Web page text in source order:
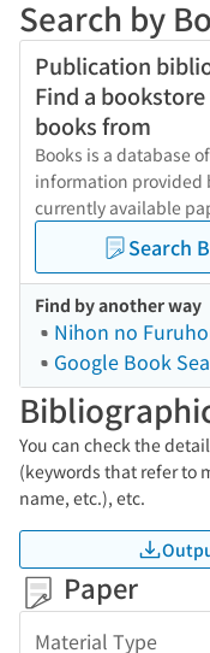
Search by
Publication
Find a
books from
Books is a database
information provided
currently available
Search
Find by another way
Nihon no
Google Book
You can check the
(keywords that refer to
name, etc.), etc.
Paper
Material Type